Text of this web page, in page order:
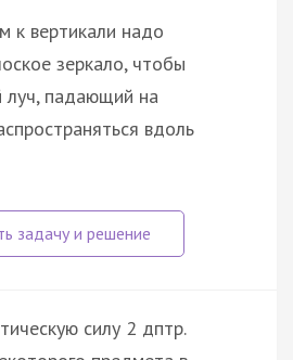
к вертикали надо
зеркало, чтобы
луч, падающий на
вдоль
силу 2 дптр.